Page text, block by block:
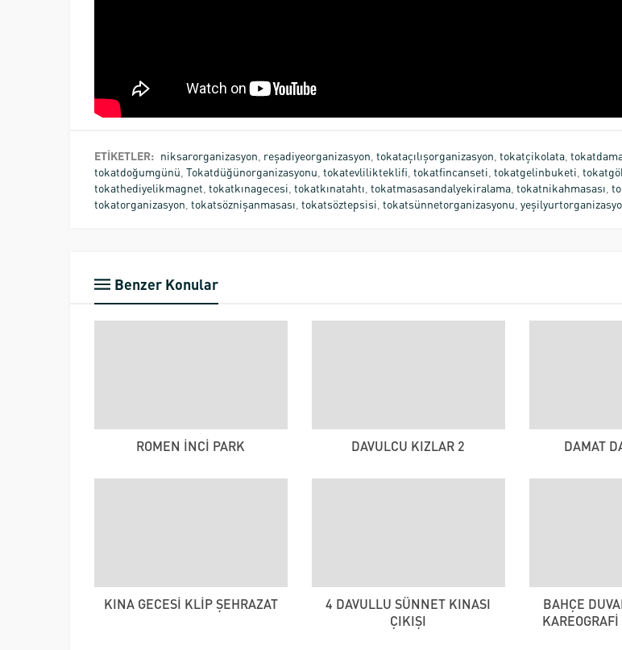
ETİKETLER: niksarorganizasyon reşadiyeorganizasyon tokataçılışorganizasyon tokatçikolata
tokatdoğumgünü Tokatdüğünorganizasyonu tokatevlilikteklifi tokatfincanseti tokatgelinbuketi
tokathediyelikmagnet tokatkınagecesi tokatkınatahtı tokatmasasandalyekiralama tokatnikahmasası
tokatorganizasyon tokatsöznişanmasası tokatsöztepsisi tokatsünnetorganizasyonu
Benzer Konular
ROMEN İNCİ PARK DAVULCU KIZLAR 2 DAMAT
KINA GECESİ KLİP ŞEHRAZAT
4 DAVULLU SÜNNET KINASI
ÇIKIŞI
BAHÇE